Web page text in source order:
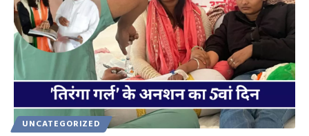
UNCATEGORIZED